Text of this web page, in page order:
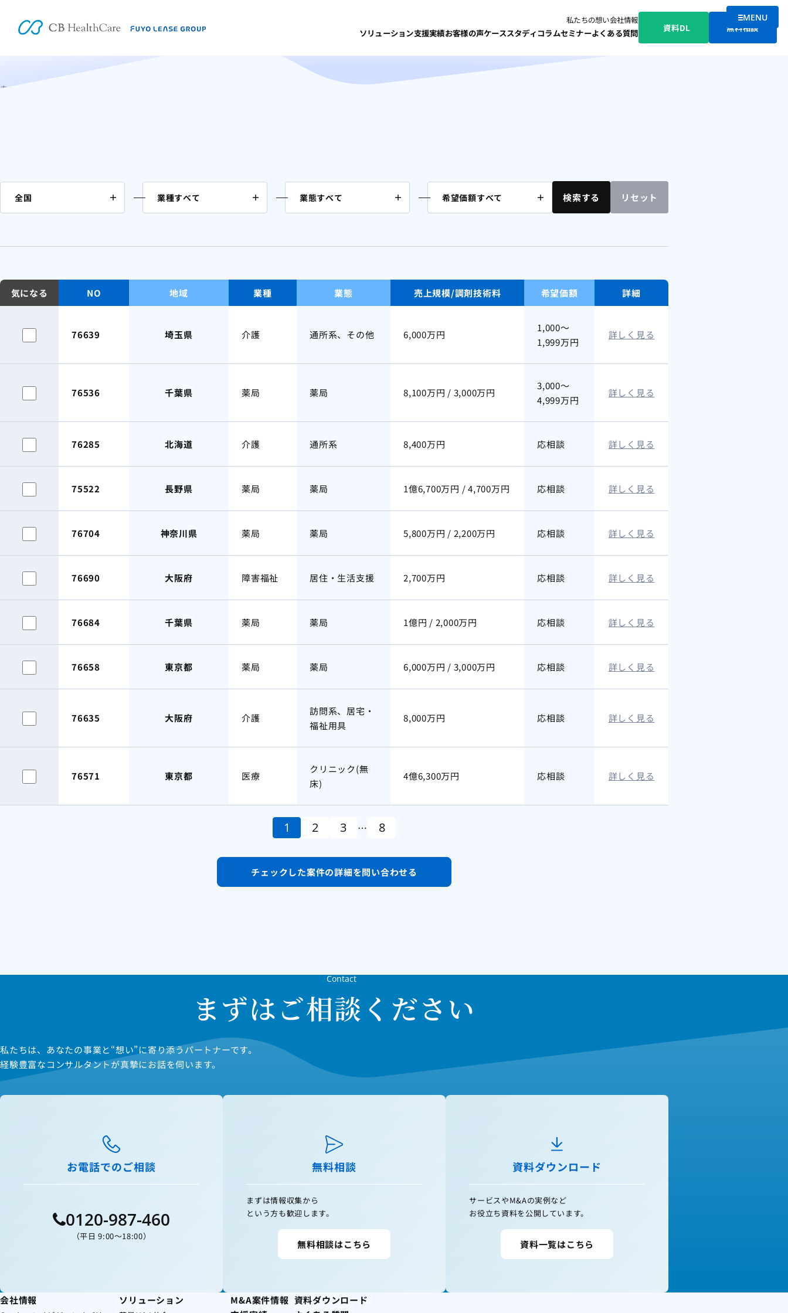
メニュー
MENU
私たちの想い会社情報
ソリューション支援実績お客様の声ケーススタディ コラムセミナーよくある質問 資料DL 無料相談
M&A案件情報
ホーム
検索する リセット
気になる NO 地域 業種 業態 売上規模/調剤技術料 希望価額 詳細
76639 埼玉県 介護 通所系、その他 6,000万円
1,000～
1,999万円
詳しく見る
76536 千葉県 薬局 薬局 8,100万円 / 3,000万円
3,000～
4,999万円
詳しく見る
76285 北海道 介護 通所系 8,400万円 応相談 詳しく見る
75522 長野県 薬局 薬局 1億6,700万円 / 4,700万円 応相談 詳しく見る
76704 神奈川県 薬局 薬局 5,800万円 / 2,200万円 応相談 詳しく見る
76690 大阪府 障害福祉 居住・生活支援 2,700万円 応相談 詳しく見る
76684 千葉県 薬局 薬局 1億円 / 2,000万円 応相談 詳しく見る
76658 東京都 薬局 薬局 6,000万円 / 3,000万円 応相談 詳しく見る
76635 大阪府 介護
訪問系、居宅・
福祉用具
8,000万円 応相談 詳しく見る
76571 東京都 医療
クリニック(無
床)
4億6,300万円 応相談 詳しく見る
1 2 3 … 8
チェックした案件の詳細を問い合わせる
Contact
まずはご相談ください
私たちは、あなたの事業と“想い”に寄り添うパートナーです。
経験豊富なコンサルタントが真摯にお話を伺います。
お電話でのご相談
0120-987-460
（平日 9:00〜18:00）
無料相談
まずは情報収集から
という方も歓迎します。
無料相談はこちら
資料ダウンロード
サービスやM&Aの実例など
お役立ち資料を公開しています。
資料一覧はこちら
会社情報 ソリューション
M&A案件情報 資料ダウンロード